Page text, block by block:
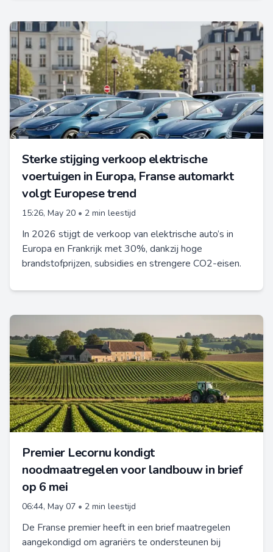
Sterke stijging verkoop elektrische
voertuigen in Europa, Franse automarkt
volgt Europese trend
15:26, May 20 • 2 min leestijd
In 2026 stijgt de verkoop van elektrische auto’s in
Europa en Frankrijk met 30%, dankzij hoge
brandstofprijzen, subsidies en strengere CO2-eisen.
Premier Lecornu kondigt
noodmaatregelen voor landbouw in brief
op 6 mei
06:44, May 07 • 2 min leestijd
De Franse premier heeft in een brief maatregelen
aangekondigd om agrariërs te ondersteunen bij